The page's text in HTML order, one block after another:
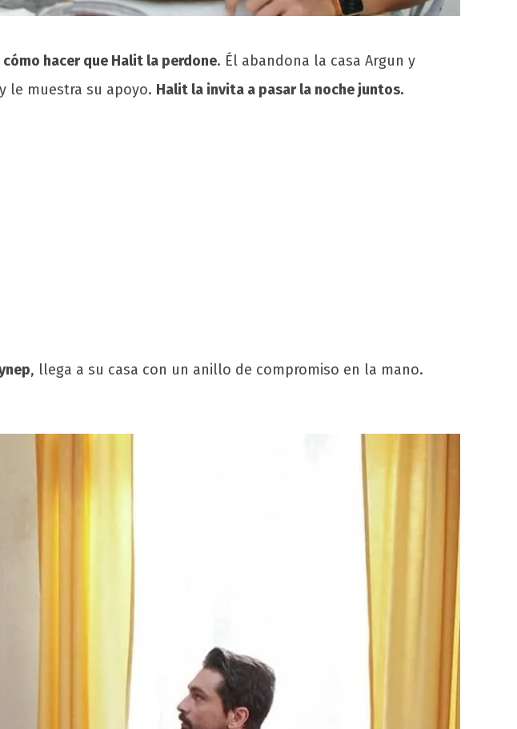
hacer que Halit la perdone. Él abandona la casa Argun y
le muestra su apoyo. Halit la invita a pasar la noche juntos.
, llega a su casa con un anillo de compromiso en la mano.